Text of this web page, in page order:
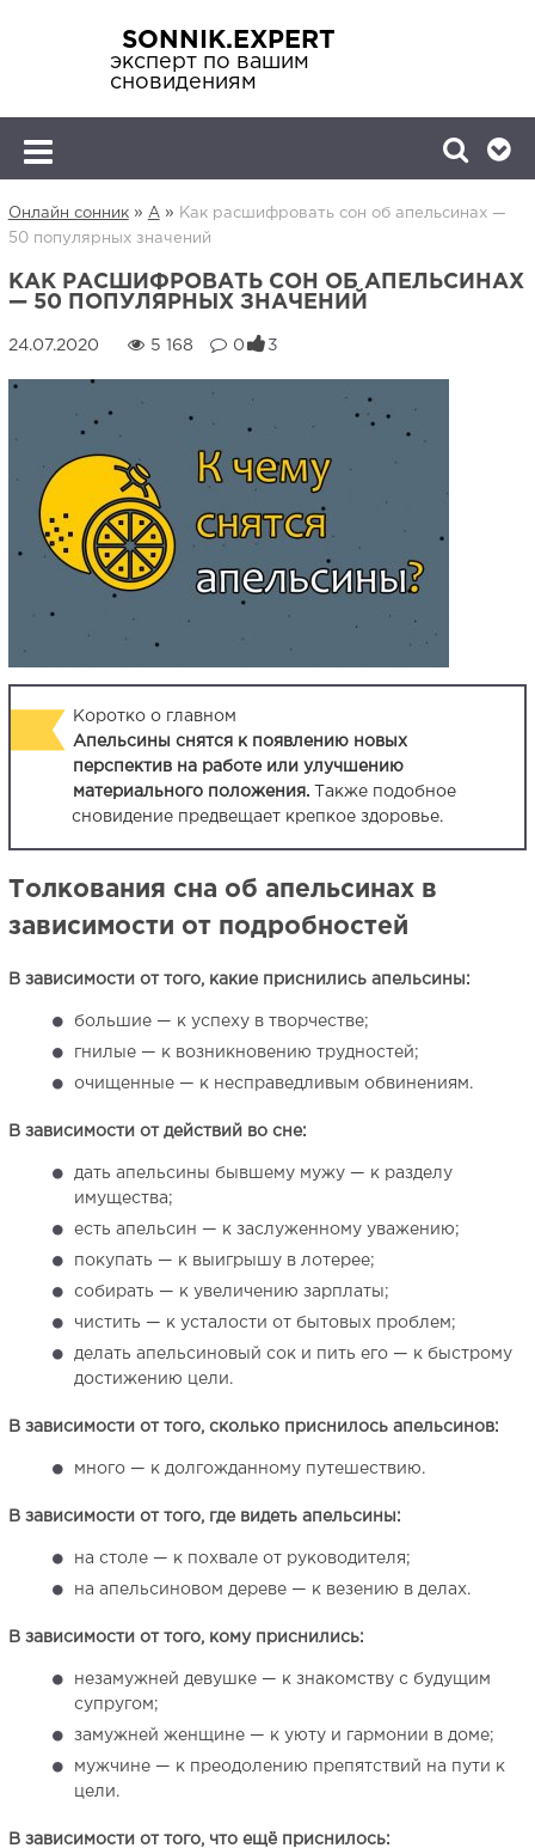
SONNIK.EXPERT
эксперт по вашим
сновидениям
Онлайн сонник» А»
Как расшифровать сон об апельсинах —
50 популярных значений
КАК РАСШИФРОВАТЬ СОН ОБ АПЕЛЬСИНАХ
— 50 ПОПУЛЯРНЫХ ЗНАЧЕНИЙ
5 168 0 3
Коротко о главном
Апельсины снятся к появлению новых
перспектив на работе или улучшению
материального положения.
Также подобное
сновидение предвещает крепкое здоровье.
Толкования сна об апельсинах в
зависимости от подробностей
В зависимости от того, какие приснились апельсины:
большие — к успеху в творчестве;
гнилые — к возникновению трудностей;
очищенные — к несправедливым обвинениям.
В зависимости от действий во сне:
дать апельсины бывшему мужу — к разделу
имущества;
есть апельсин — к заслуженному уважению;
покупать — к выигрышу в лотерее;
собирать — к увеличению зарплаты;
чистить — к усталости от бытовых проблем;
делать апельсиновый сок и пить его — к быстрому
достижению цели.
В зависимости от того, сколько приснилось апельсинов:
много — к долгожданному путешествию.
В зависимости от того, где видеть апельсины:
на столе — к похвале от руководителя;
на апельсиновом дереве — к везению в делах.
В зависимости от того, кому приснились:
незамужней девушке — к знакомству с будущим
супругом;
замужней женщине — к уюту и гармонии в доме;
мужчине — к преодолению препятствий на пути к
цели.
В зависимости от того, что ещё приснилось: